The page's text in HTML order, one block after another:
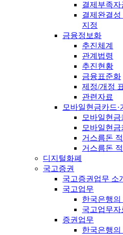
결제부족자
결제완결
지정
금융정보화
추진체계
관계법령
추진현황
금융표준화
제정/개정
관련자료
모바일현금카드
모바일현
모바일현
거스름돈
거스름돈
디지털화폐
국고증권
국고증권업무 소
국고업무
한국은행의
국고업무자
증권업무
한국은행의